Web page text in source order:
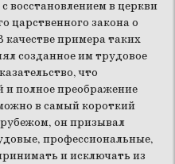
восстановлением в церкви
царственного закона о
примера таких
созданное им трудовое
что
и полное преображение
в самый короткий
он призывал
профессиональные,
и исключать из